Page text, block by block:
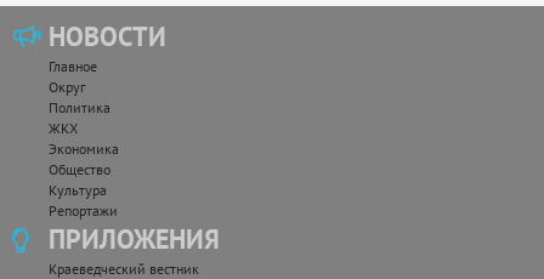
НОВОСТИ
Главное
Округ
Политика
ЖКХ
Экономика
Общество
Культура
Репортажи
ПРИЛОЖЕНИЯ
Краеведческий вестник